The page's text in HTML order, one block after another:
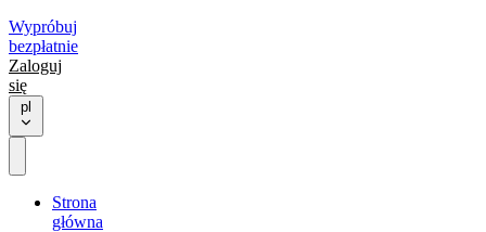
Wypróbuj
bezpłatnie
Zaloguj
się
pl
Strona
główna